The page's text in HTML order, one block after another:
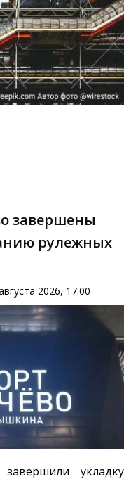
завершены
рулежных
2026, 17:00
укладку